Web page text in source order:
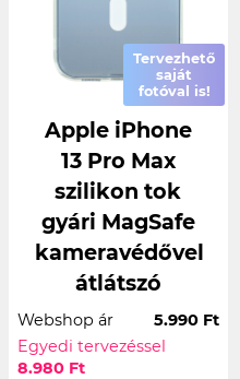
Tervezhető
saját
fotóval is!
Apple iPhone
13 Pro Max
szilikon tok
gyári MagSafe
kameravédővel
átlátszó
Webshop ár
5.990 Ft
Egyedi tervezéssel
8.980 Ft